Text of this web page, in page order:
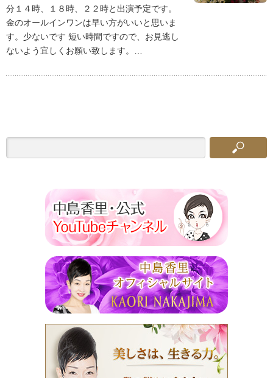
分１４時、１８時、２２時と出演予定です。
金のオールインワンは早い方がいいと思いま
す。少ないです 短い時間ですので、お見逃し
ないよう宜しくお願い致します。…